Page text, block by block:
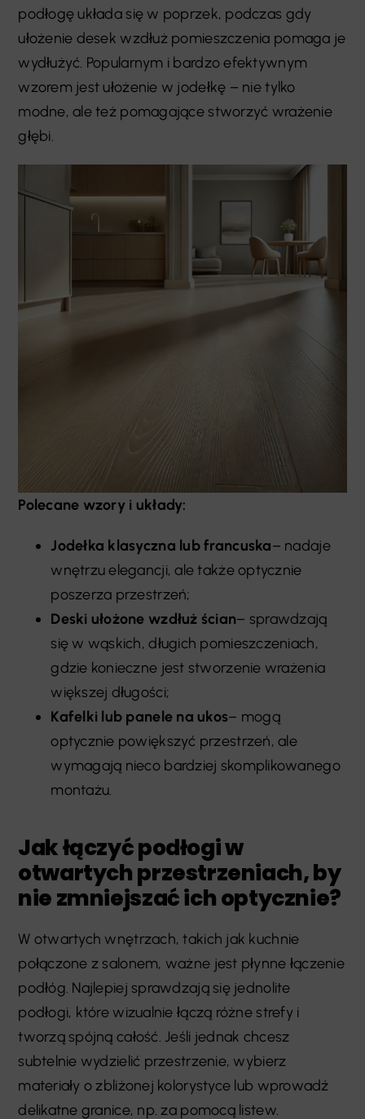
podłogę układa się w poprzek, podczas gdy
ułożenie desek wzdłuż pomieszczenia pomaga je
wydłużyć. Popularnym i bardzo efektywnym
wzorem jest ułożenie w jodełkę – nie tylko
modne, ale też pomagające stworzyć wrażenie
głębi.
Polecane wzory i układy:
Jodełka klasyczna lub francuska– nadaje
wnętrzu elegancji, ale także optycznie
poszerza przestrzeń;
Deski ułożone wzdłuż ścian– sprawdzają
się w wąskich, długich pomieszczeniach,
gdzie konieczne jest stworzenie wrażenia
większej długości;
Kafelki lub panele na ukos– mogą
optycznie powiększyć przestrzeń, ale
wymagają nieco bardziej skomplikowanego
montażu.
Jak łączyć podłogi w
otwartych przestrzeniach, by
nie zmniejszać ich optycznie?
W otwartych wnętrzach, takich jak kuchnie
połączone z salonem, ważne jest płynne łączenie
podłóg. Najlepiej sprawdzają się jednolite
podłogi, które wizualnie łączą różne strefy i
tworzą spójną całość. Jeśli jednak chcesz
subtelnie wydzielić przestrzenie, wybierz
materiały o zbliżonej kolorystyce lub wprowadź
delikatne granice, np. za pomocą listew.